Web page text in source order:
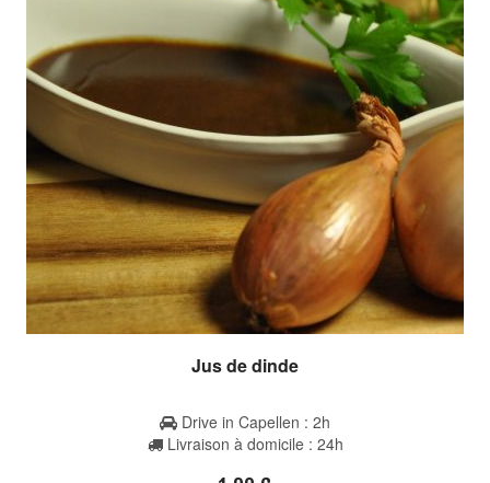
Jus de dinde
Drive in Capellen : 2h
Livraison à domicile : 24h